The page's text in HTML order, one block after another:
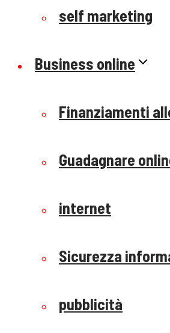
self marketing
Business online
Finanziamenti
Guadagnare
internet
Sicurezza
pubblicità